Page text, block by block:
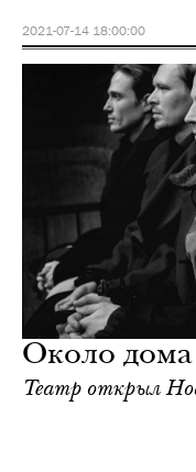
2021-07-14 18:00:00
Около дома
Театр открыл